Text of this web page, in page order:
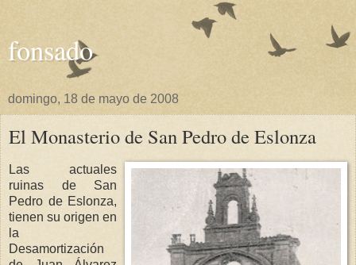
fonsado
domingo, 18 de mayo de 2008
El Monasterio de San Pedro de Eslonza
Las actuales
ruinas de San
Pedro de Eslonza,
tienen su origen en
la
Desamortización